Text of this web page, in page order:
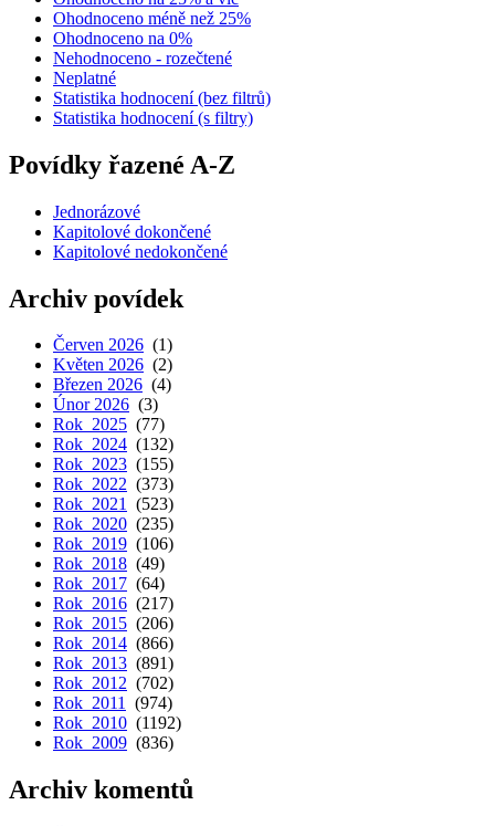
Ohodnoceno méně než 25%
Ohodnoceno na 0%
Nehodnoceno - rozečtené
Neplatné
Statistika hodnocení (bez filtrů)
Statistika hodnocení (s filtry)
Povídky řazené A-Z
Jednorázové
Kapitolové dokončené
Kapitolové nedokončené
Archiv povídek
Červen 2026 (1)
Květen 2026 (2)
Březen 2026 (4)
Únor 2026 (3)
Rok 2025 (77)
Rok 2024 (132)
Rok 2023 (155)
Rok 2022 (373)
Rok 2021 (523)
Rok 2020 (235)
Rok 2019 (106)
Rok 2018 (49)
Rok 2017 (64)
Rok 2016 (217)
Rok 2015 (206)
Rok 2014 (866)
Rok 2013 (891)
Rok 2012 (702)
Rok 2011 (974)
Rok 2010 (1192)
Rok 2009 (836)
Archiv komentů